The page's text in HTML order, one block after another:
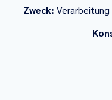
Zweck: